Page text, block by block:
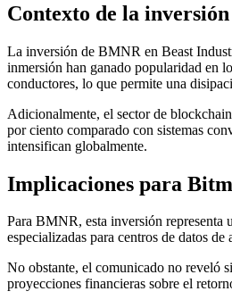
Contexto de la
La inversión de BMNR en Beast
inmersión han ganado popularidad en
conductores, lo que permite una
Adicionalmente, el sector de
por ciento comparado con sistemas
intensifican globalmente.
Implicaciones para
Para BMNR, esta inversión representa
especializadas para centros de datos
No obstante, el comunicado no reveló
proyecciones financieras sobre el